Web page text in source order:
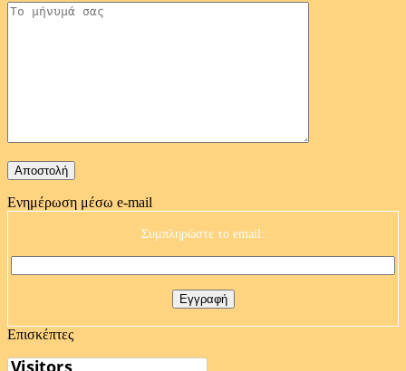
Ενημέρωση μέσω e-mail
Συμπληρώστε το email:
Επισκέπτες